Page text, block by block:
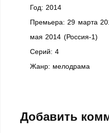
Год: 2014
Премьера: 29 марта
мая 2014 (Россия-1)
Cерий: 4
Жанр: мелодрама
Добавить